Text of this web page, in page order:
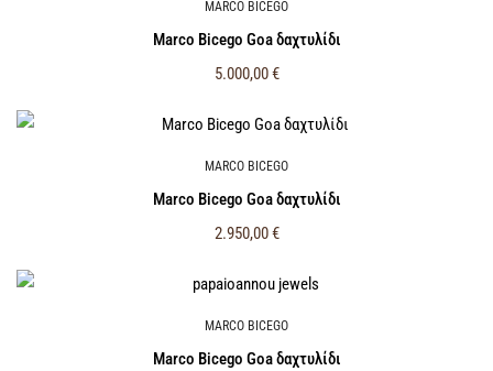
MARCO BICEGO
Marco Bicego Goa δαχτυλίδι
5.000,00€
MARCO BICEGO
Marco Bicego Goa δαχτυλίδι
2.950,00€
MARCO BICEGO
Marco Bicego Goa δαχτυλίδι